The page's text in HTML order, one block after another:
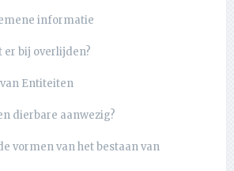
informatie
er bij overlijden?
Entiteiten
dierbare aanwezig?
vormen van het bestaan van